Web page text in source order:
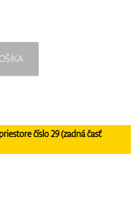
číslo 29 (zadná časť